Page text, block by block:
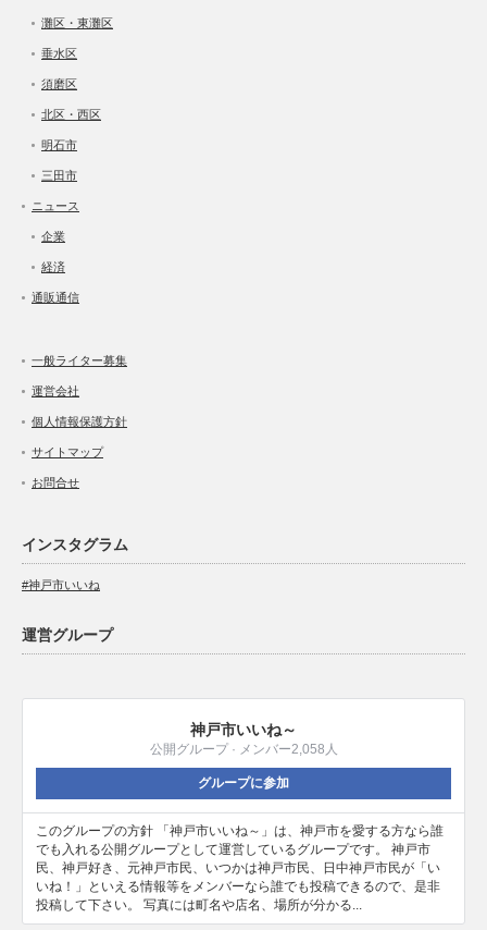
灘区・東灘区
垂水区
須磨区
北区・西区
明石市
三田市
ニュース
企業
経済
通販通信
一般ライター募集
運営会社
個人情報保護方針
サイトマップ
お問合せ
インスタグラム
#神戸市いいね
運営グループ
神戸市いいね～
公開グループ · メンバー2,058人
グループに参加
このグループの方針 「神戸市いいね～」は、神戸市を愛する方なら誰
でも入れる公開グループとして運営しているグループです。 神戸市
民、神戸好き、元神戸市民、いつかは神戸市民、日中神戸市民が「い
いね！」といえる情報等をメンバーなら誰でも投稿できるので、是非
投稿して下さい。 写真には町名や店名、場所が分かる...